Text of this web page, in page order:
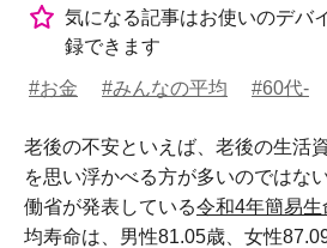
気になる記事はお使いのデバ
録できます
#お金 #みんなの平均 #60代-
老後の不安といえば、老後の生活
を思い浮かべる方が多いのではな
働省が発表している令和4年簡易生
均寿命は、男性81.05歳、女性